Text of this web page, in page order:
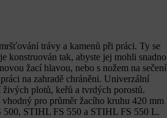
trávy a kamenů při práci. Ty se
konstruován tak, abyste jej mohli snadno
žací hlavou, nebo s nožem na sečení
na zahradě chráněni. Univerzální
plotů, keřů a tvrdých porostů.
pro průměr žacího kruhu 420 mm
500, STIHL FS 550 a STIHL FS 550 L.